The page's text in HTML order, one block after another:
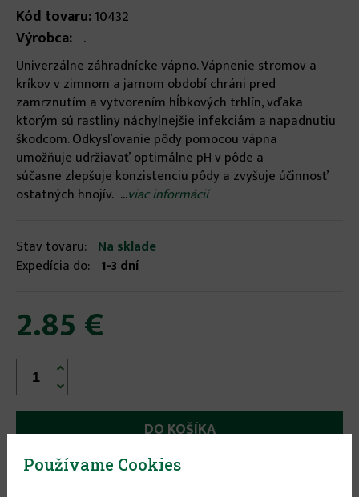
Kód tovaru:10432
Výrobca: .
Univerzálne záhradnícke vápno. Vápnenie stromov a
kríkov v zimnom a jarnom období chráni pred
zamrznutím a vytvorením hĺbkových trhlín, vďaka
ktorým sú rastliny náchylnejšie infekciám a napadnutiu
škodcom. Odkysľovanie pôdy pomocou vápna
umožňuje udržiavať optimálne pH v pôde a
súčasne zlepšuje konzistenciu pôdy a zvyšuje účinnosť
ostatných hnojív. ...viac informácií
Stav tovaru: Na sklade
Expedícia do: 1-3 dní
2.85 €


Používame Cookies